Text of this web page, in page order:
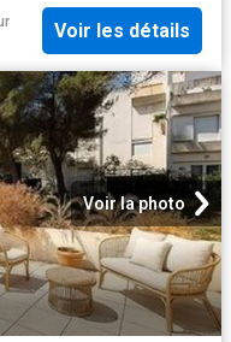
Voir les détails
Voir la photo